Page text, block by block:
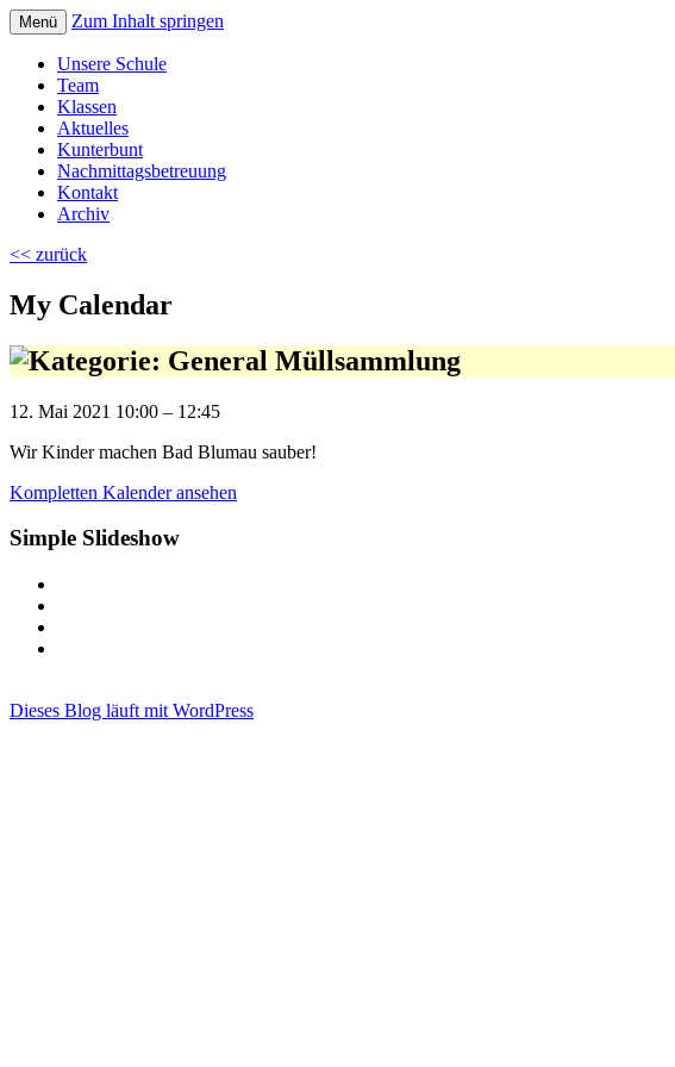
Volksschule Bad Blumau
Menü Zum Inhalt springen
Unsere Schule
Team
Klassen
Aktuelles
Kunterbunt
Nachmittagsbetreuung
Kontakt
Archiv
<< zurück
My Calendar
Müllsammlung
12. Mai 2021 10:00 – 12:45
Wir Kinder machen Bad Blumau sauber!
Kompletten Kalender ansehen
Simple Slideshow
Dieses Blog läuft mit WordPress